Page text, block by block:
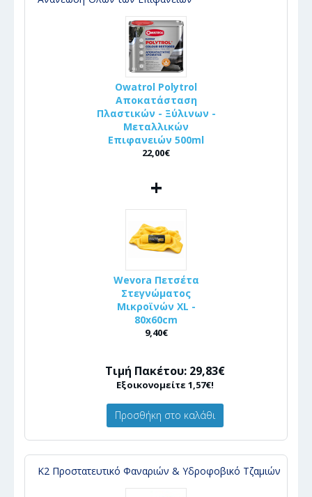
Owatrol Polytrol
Αποκατάσταση
Πλαστικών - Ξύλινων -
Μεταλλικών
Επιφανειών 500ml
22,00€
+
Wevora Πετσέτα
Στεγνώματος
Μικροϊνών XL -
80x60cm
9,40€
Τιμή Πακέτου: 29,83€
Εξοικονομείτε 1,57€!
Προσθήκη στο καλάθι
Κ2 Προστατευτικό Φαναριών & Υδροφοβικό Τζαμιών